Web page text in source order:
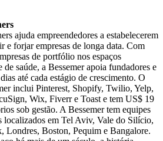
ajuda empreendedores a estabelecerem
e forjar empresas de longa data. Com
de portfólio nos espaços
de saúde, a Bessemer apoia fundadores e
até cada estágio de crescimento. O
inclui Pinterest, Shopify, Twilio, Yelp,
Wix, Fiverr e Toast e tem US$ 19
sob gestão. A Bessemer tem equipes
localizados em Tel Aviv, Vale do Silício,
Londres, Boston, Pequim e Bangalore.